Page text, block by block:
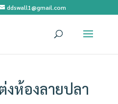
ddswall1@gmail.com
งห้องลายปลา